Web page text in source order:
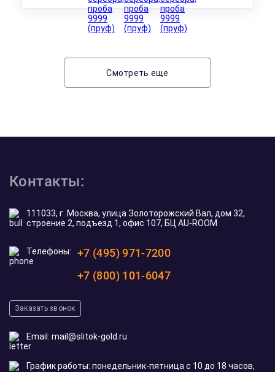
Смотреть еще
Контакты:
111033, г. Москва, улица Золоторожский Вал, дом 32,
строение 2, подъезд 1, офис 107, БЦ AU-ROOM
Телефоны:
+7 (495) 971-7200
+7 (800) 101-6047
Заказать звонок
Email: mail@slitok-gold.ru
График работы: понедельник-пятница с 10 до 18 часов,